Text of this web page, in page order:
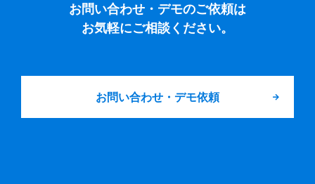
お問い合わせ・デモのご依頼は
お気軽にご相談ください。
お問い合わせ・デモ依頼